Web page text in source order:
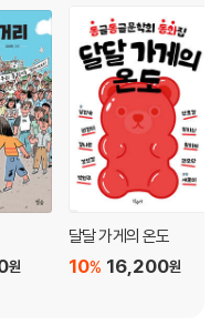
희망은 다시 좌절되고 말았
주화운동의 진실을 밝히고, 민
와 싸웠던 일이라고 할 수 있습
괴를 다룬 동화
시대였습니다. 경제적 풍요
원
달달 가게의 온도
16,200원
10%